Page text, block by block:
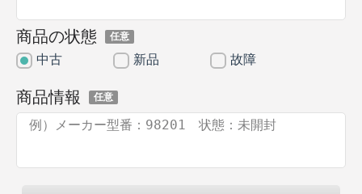
商品の状態 任意
中古 新品 故障
商品情報 任意